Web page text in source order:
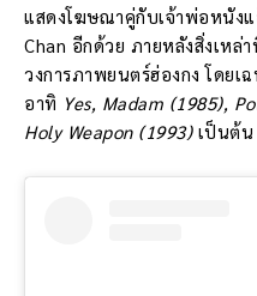
แสดงโฆษณาคู่กับเจ้าพ่อหนัง
Chan อีกด้วย ภายหลังสิ่งเหล่
วงการภาพยนตร์ฮ่องกง โดย
อาทิ Yes, Madam (1985),
Holy Weapon (1993)เป็นต้น